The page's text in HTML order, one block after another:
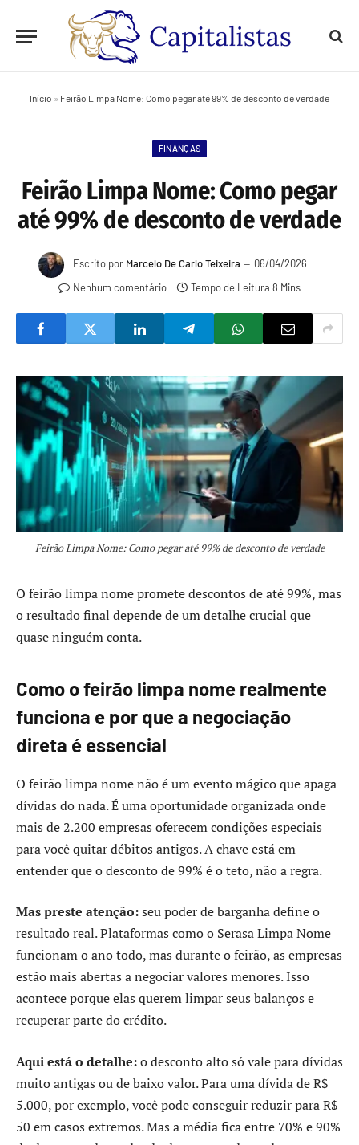
Início » Feirão Limpa Nome: Como pegar até 99% de desconto de verdade
FINANÇAS
Feirão Limpa Nome: Como pegar
até 99% de desconto de verdade
Escrito por Marcelo De Carlo Teixeira
06/04/2026
Nenhum comentário
Tempo de Leitura 8 Mins
Feirão Limpa Nome: Como pegar até 99% de desconto de verdade
O feirão limpa nome promete descontos de até 99%, mas
o resultado final depende de um detalhe crucial que
quase ninguém conta.
Como o feirão limpa nome realmente
funciona e por que a negociação
direta é essencial
O feirão limpa nome não é um evento mágico que apaga
dívidas do nada. É uma oportunidade organizada onde
mais de 2.200 empresas oferecem condições especiais
para você quitar débitos antigos. A chave está em
entender que o desconto de 99% é o teto, não a regra.
Mas preste atenção:seu poder de barganha define o
resultado real. Plataformas como o Serasa Limpa Nome
funcionam o ano todo, mas durante o feirão, as empresas
estão mais abertas a negociar valores menores. Isso
acontece porque elas querem limpar seus balanços e
recuperar parte do crédito.
Aqui está o detalhe:o desconto alto só vale para dívidas
muito antigas ou de baixo valor. Para uma dívida de R$
5.000, por exemplo, você pode conseguir reduzir para R$
50 em casos extremos. Mas a média fica entre 70% e 90%